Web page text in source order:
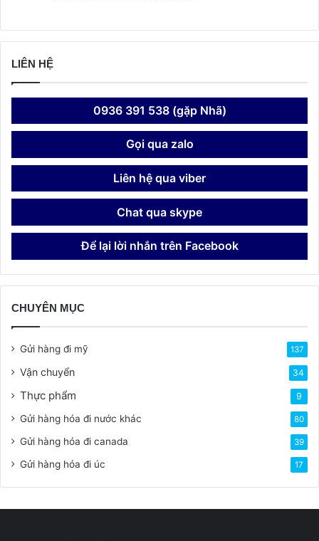
LIÊN HỆ
0936 391 538 (gặp Nhã)
Gọi qua zalo
Liên hệ qua viber
Chat qua skype
Để lại lời nhắn trên Facebook
CHUYÊN MỤC
Gửi hàng đi mỹ 137
Vận chuyển 34
Thực phẩm 9
Gửi hàng hóa đi nước khác 80
Gửi hàng hóa đi canada 39
Gửi hàng hóa đi úc 17